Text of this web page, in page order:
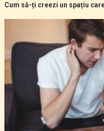
Cum să-ți creezi un spațiu